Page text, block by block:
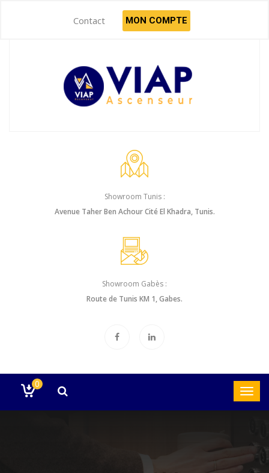
Contact MON COMPTE
Showroom Tunis :
Avenue Taher Ben Achour Cité El Khadra, Tunis.
Showroom Gabès :
Route de Tunis KM 1, Gabes.
0